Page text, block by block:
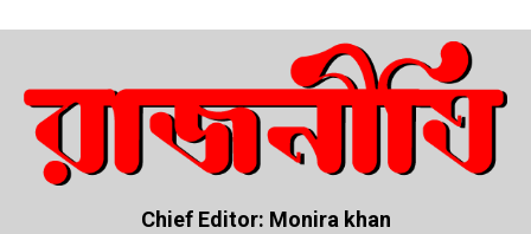
Chief Editor: Monira khan